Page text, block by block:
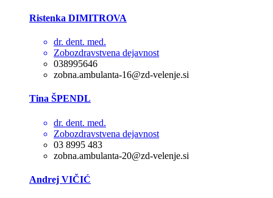
Ristenka DIMITROVA
dr. dent. med.
Zobozdravstvena dejavnost
038995646
zobna.ambulanta-16@zd-velenje.si
Tina ŠPENDL
dr. dent. med.
Zobozdravstvena dejavnost
03 8995 483
zobna.ambulanta-20@zd-velenje.si
Andrej VIČIĆ